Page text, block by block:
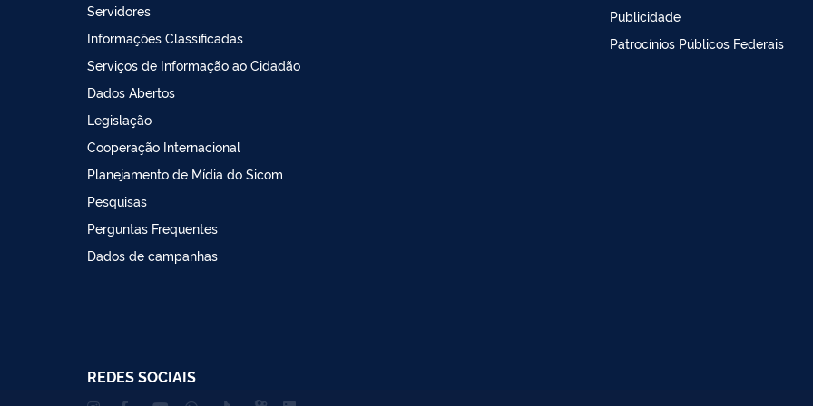
Servidores
Informações Classificadas
Serviços de Informação ao Cidadão
Dados Abertos
Legislação
Cooperação Internacional
Planejamento de Mídia do Sicom
Pesquisas
Perguntas Frequentes
Dados de campanhas
Publicidade
Patrocínios Públicos Federais
REDES SOCIAIS